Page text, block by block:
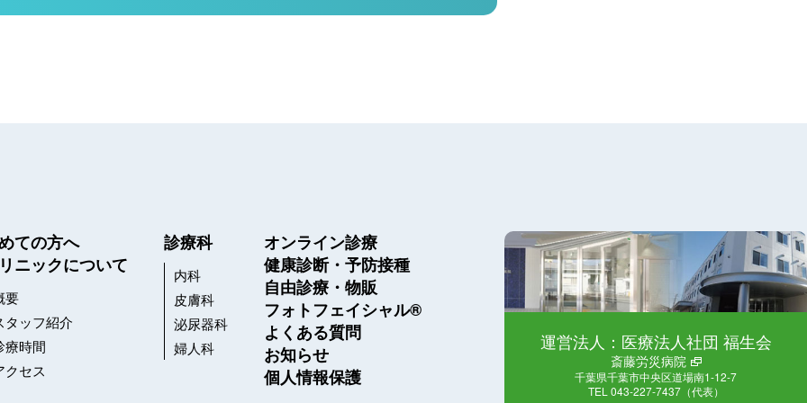
ての方へ
ニックについて
要
タッフ紹介
療時間
クセス
診療科
内科
皮膚科
泌尿器科
婦人科
オンライン診療
健康診断・予防接種
自由診療・物販
フォトフェイシャル®
よくある質問
お知らせ
個人情報保護
運営法人：医療法人社団 福生会
斎藤労災病院
千葉県千葉市中央区道場南1-12-7
TEL 043-227-7437（代表）